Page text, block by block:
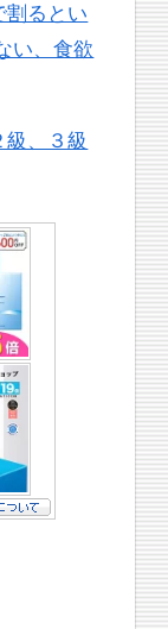
割るとい
い、食欲
級、３級